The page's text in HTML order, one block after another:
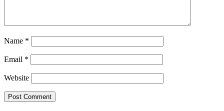
Name *
Email *
Website